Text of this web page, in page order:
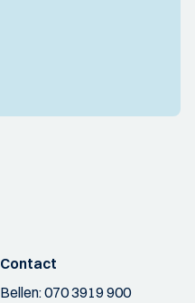
Contact
Bellen:070 3919 900